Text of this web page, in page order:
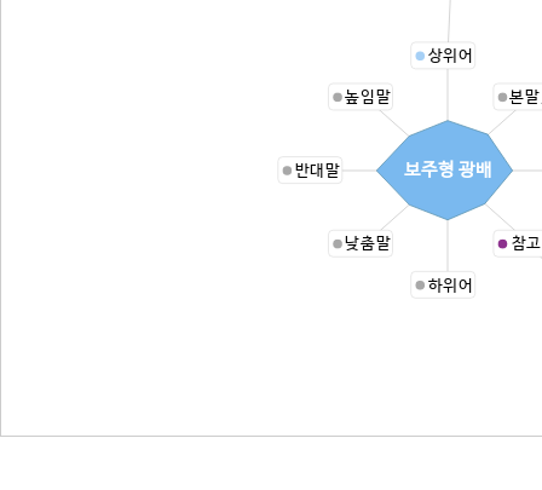
상위어
본
참
하위어
낮춤말
반대말
높임말
보주형 광배